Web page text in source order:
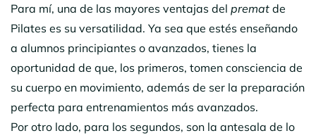
Para mí, una de las mayores ventajas del premat de
Pilates es su versatilidad. Ya sea que estés enseñando
a alumnos principiantes o avanzados, tienes la
oportunidad de que, los primeros, tomen consciencia de
su cuerpo en movimiento, además de ser la preparación
perfecta para entrenamientos más avanzados.
Por otro lado, para los segundos, son la antesala de lo